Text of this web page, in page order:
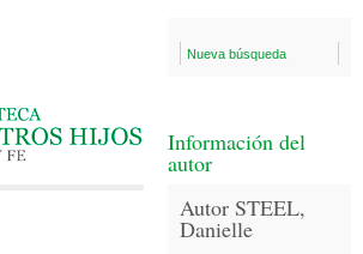
Nueva búsqueda
Información del
autor
Autor STEEL,
Danielle